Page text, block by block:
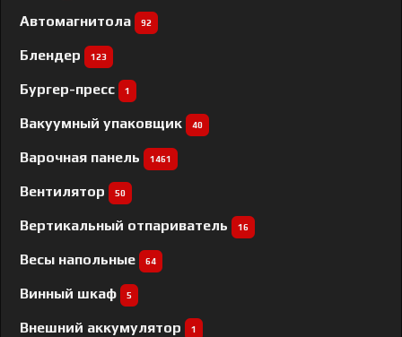
Автомагнитола 92
Блендер 123
Бургер-пресс 1
Вакуумный упаковщик 40
Варочная панель 1461
Вентилятор 50
Вертикальный отпариватель 16
Весы напольные 64
Винный шкаф 5
Внешний аккумулятор 1